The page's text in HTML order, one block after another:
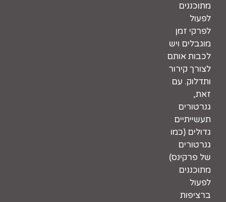
מתוכננים
לפעול
לפרקי זמן
מוגבלים ויש
לכבות אותם
לצורך קירור
ותדלוק. עם
זאת,
גנרטורים
תעשייתיים
גדולים (כמו
גנרטורים
של פרקינס)
מתוכננים
לפעול
ברציפות